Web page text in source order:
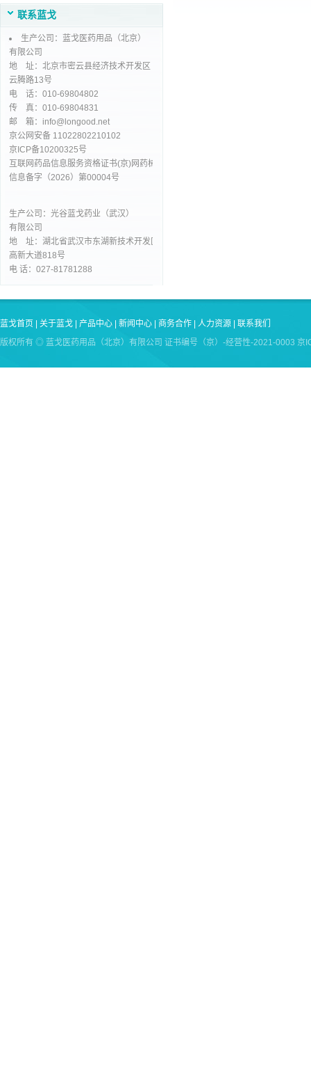
联系蓝戈
生产公司：蓝戈医药用品（北京）
有限公司
地 址：北京市密云县经济技术开发区
云腾路13号
电 话：010-69804802
传 真：010-69804831
邮 箱：info@longood.net
京公网安备 11022802210102
京ICP备10200325号
互联网药品信息服务资格证书(京)网药械
信息备字（2026）第00004号
生产公司：光谷蓝戈药业（武汉）
有限公司
地 址：湖北省武汉市东湖新技术开发区
高新大道818号
电 话：027-81781288
蓝戈首页 关于蓝戈 产品中心 新闻中心 商务合作 人力资源
联系我们
版权所有 ◎ 蓝戈医药用品（北京）有限公司 证书编号（京）-经营性-2021-0003 京